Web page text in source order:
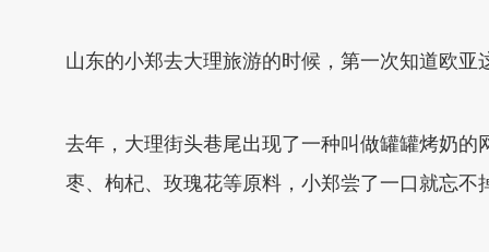
山东的小郑去大理旅游的时候，第一次知道欧亚
去年，大理街头巷尾出现了一种叫做罐罐烤奶
枣、枸杞、玫瑰花等原料，小郑尝了一口就忘不